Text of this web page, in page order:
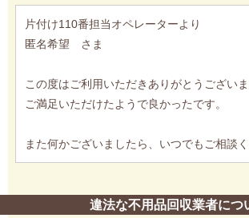
片付け110番担当オペレーターより
匿名希望 さま
この度はご利用いただきありがとうございま
ご満足いただけたようで良かったです。
また何かございましたら、いつでもご相談く
違法な不用品回収業者につ